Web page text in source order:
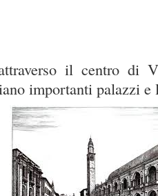
il centro di
importanti palazzi